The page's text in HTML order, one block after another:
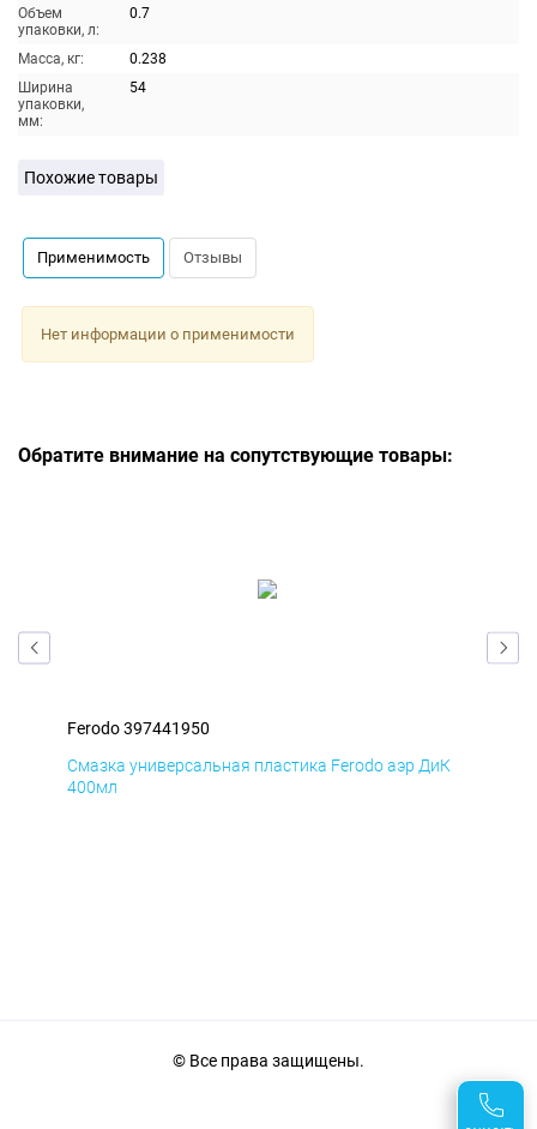
Объем
упаковки, л:
0.7
Масса, кг:
0.238
Ширина
упаковки,
мм:
54
Похожие товары
Применимость Отзывы
Нет информации о применимости
Обратите внимание на сопутствующие товары:
Ferodo 397441950
Смазка универсальная пластика Ferodo аэр ДиК
400мл
© Все права защищены.